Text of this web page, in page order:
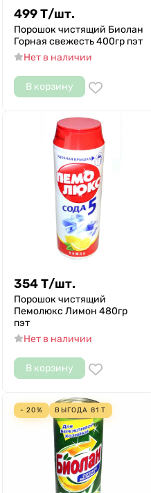
499Т/шт.
Порошок чистящий Биолан
Горная свежесть 400гр пэт
Нет в наличии
В корзину
354Т/шт.
Порошок чистящий
Пемолюкс Лимон 480гр
пэт
Нет в наличии
В корзину
- 20% ВЫГОДА 81 Т